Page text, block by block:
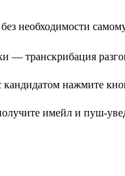
необходимости
транскрибация
имейл и пуш-